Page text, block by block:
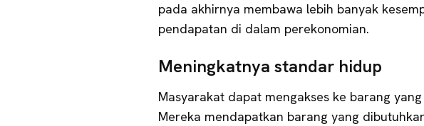
pada akhirnya membawa lebih banyak
pendapatan di dalam perekonomian.
Meningkatnya standar hidup
Masyarakat dapat mengakses ke barang
Mereka mendapatkan barang yang